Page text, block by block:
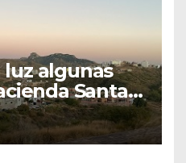
algunas
Santa